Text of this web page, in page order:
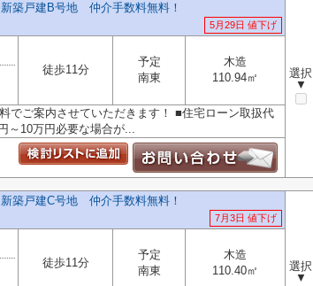
築戸建B号地 仲介手数料無料！
5月29日 値下げ
選択
▼
徒歩11分
予定
南東
木造
110.94㎡
でご案内させていただきます！ ■住宅ローン取扱代
～10万円必要な場合が...
築戸建C号地 仲介手数料無料！
7月3日 値下げ
選択
▼
徒歩11分
予定
南東
木造
110.40㎡